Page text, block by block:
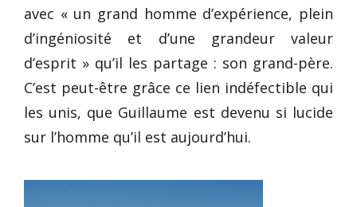
avec « un grand homme d’expérience, plein
d’ingéniosité et d’une grandeur valeur
d’esprit » qu’il les partage : son grand-père.
C’est peut-être grâce ce lien indéfectible qui
les unis, que Guillaume est devenu si lucide
sur l’homme qu’il est aujourd’hui.